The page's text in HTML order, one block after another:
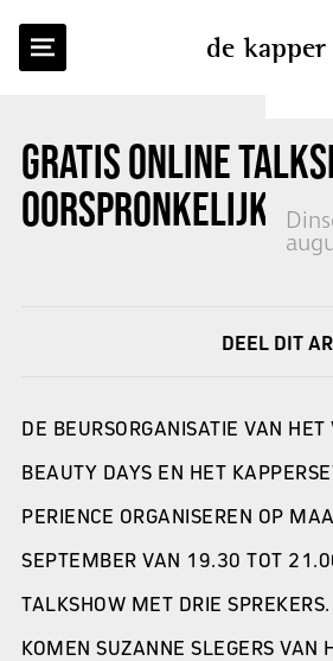
de kapper
GRATIS ONLINE
OORSPRONKELIJKE
TERUG NAAR OVERZICHT
DEEL DIT
DE BEURSORGANISATIE VAN
BEAUTY DAYS EN HET
PERIENCE ORGANISEREN OP
SEPTEMBER VAN 19.30 TOT
TALKSHOW MET DRIE
KOMEN SUZANNE SLEGERS VAN